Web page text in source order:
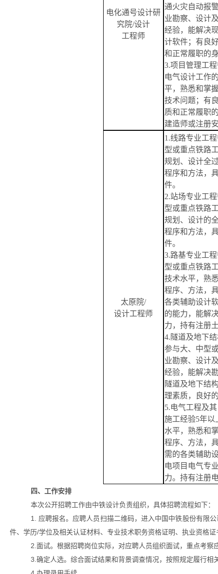
电化通号设计研
究院/设计
工程师
通火灾自动报
业勘察、设计
经验，能解决
计软件；有良
和正常履职的
3.项目管理工
电气设计工作
平，熟悉和掌
技术问题；有
质和正常履职
建造师或注册
太原院/
设计工程师
1.线路专业工
型或重点铁路
规划、设计全
程序和方法，
件。
2.站场专业工
型或重点铁路
规划、设计的
程序和方法，
件。
3.路基专业工
型或重点铁路
技术水平，熟
程序、方法，
各类辅助设计
的能力，能解
力，持有注册
4.隧道及地下
参与大、中型
业勘察、设计
经验，能解决
隧道及地下结
理素质，
良好
5.电气工程及
施工经验5年
水平，熟悉和
程序、方法，
需的各类辅助
电项目电气专
力。持有注册
四、工作安排
本次公开招聘工作由中铁设计负责组织，具体招聘流程如下：
1. 应聘报名。应聘人员扫描二维码，进入中国中铁股份有限
件、学历/学位及相关认证材料、专业技术职务资格证明、执业资格
2.面试。根据招聘岗位实际，对应聘人员组织面试，重点考
3.确定人选。综合面试结果和背景调查情况，按照规定履行相